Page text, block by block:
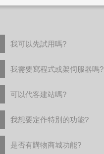
我可以先試用嗎?
我需要寫程式或架伺服器嗎?
可以代客建站嗎?
我想要定作特別的功能?
是否有購物商城功能?